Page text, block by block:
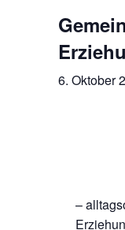
6. Oktober
–